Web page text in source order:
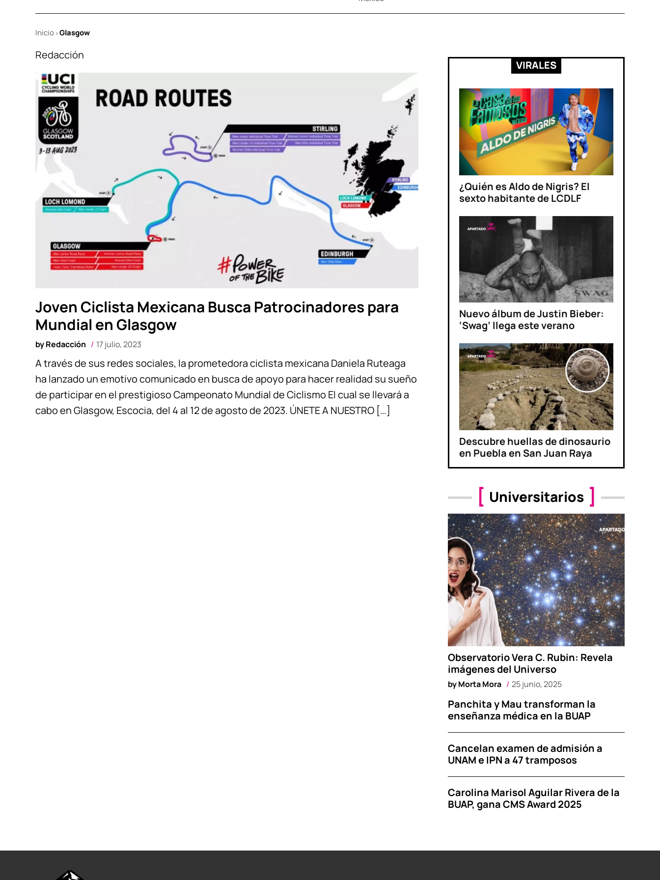
Inicio >Glasgow
Redacción
Joven Ciclista Mexicana Busca Patrocinadores para
Mundial en Glasgow
byRedacción 17 julio, 2023
A través de sus redes sociales, la prometedora ciclista mexicana Daniela Ruteaga
ha lanzado un emotivo comunicado en busca de apoyo para hacer realidad su sueño
de participar en el prestigioso Campeonato Mundial de Ciclismo El cual se llevará a
cabo en Glasgow, Escocia, del 4 al 12 de agosto de 2023. ÚNETE A NUESTRO […]
VIRALES
¿Quién es Aldo de Nigris? El
sexto habitante de LCDLF
Nuevo álbum de Justin Bieber:
‘Swag’ llega este verano
Descubre huellas de dinosaurio
en Puebla en San Juan Raya
Universitarios
Observatorio Vera C. Rubin: Revela
imágenes del Universo
byMorta Mora 25 junio, 2025
Panchita y Mau transforman la
enseñanza médica en la BUAP
Cancelan examen de admisión a
UNAM e IPN a 47 tramposos
Carolina Marisol Aguilar Rivera de la
BUAP, gana CMS Award 2025